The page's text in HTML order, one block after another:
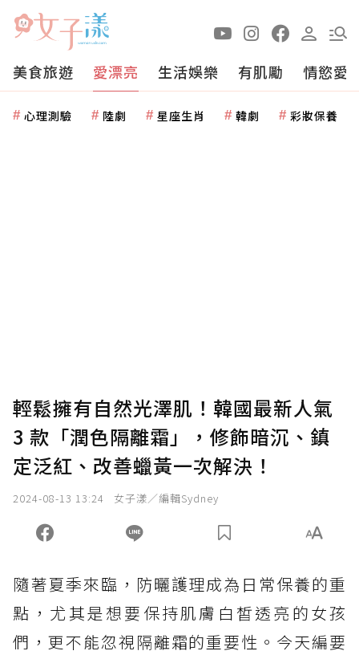
美食旅遊 愛漂亮 生活娛樂 有肌勵 情慾愛
心理測驗 陸劇 星座生肖 韓劇 彩妝保養
輕鬆擁有自然光澤肌！韓國最新人氣
3 款「潤色隔離霜」，修飾暗沉、鎮
定泛紅、改善蠟黃一次解決！
2024-08-13 13:24 女子漾／編輯Sydney
隨著夏季來臨，防曬護理成為日常保養的重
點，尤其是想要保持肌膚白皙透亮的女孩
們，更不能忽視隔離霜的重要性。今天編要